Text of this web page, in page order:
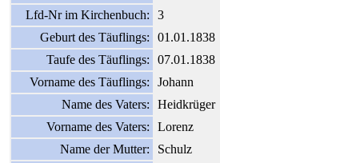
Lfd-Nr im Kirchenbuch:
3
Geburt des Täuflings:
01.01.1838
Taufe des Täuflings:
07.01.1838
Vorname des Täuflings:
Johann
Name des Vaters:
Heidkrüger
Vorname des Vaters:
Lorenz
Name der Mutter:
Schulz